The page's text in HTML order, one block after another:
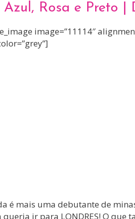
Azul, Rosa e Preto |
image=”11114″
é mais uma debutante de
queria ir para LONDRES! O que